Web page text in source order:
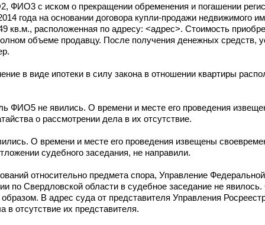
с иском о прекращении обременения и погашении
года на основании договора купли-продажи недвижимого
расположенная по адресу: <адрес>. Стоимость
объеме продавцу. После получения денежных средств,
в виде ипотеки в силу закона в отношении квартиры
ФИО5 не явились. О времени и месте его проведения
о рассмотрении дела в их отсутствие.
О времени и месте его проведения извещены
судебного заседания, не направили.
относительно предмета спора, Управление
по Свердловской области в судебное заседание не
В адрес суда от представителя Управления
в отсутствие их представителя.